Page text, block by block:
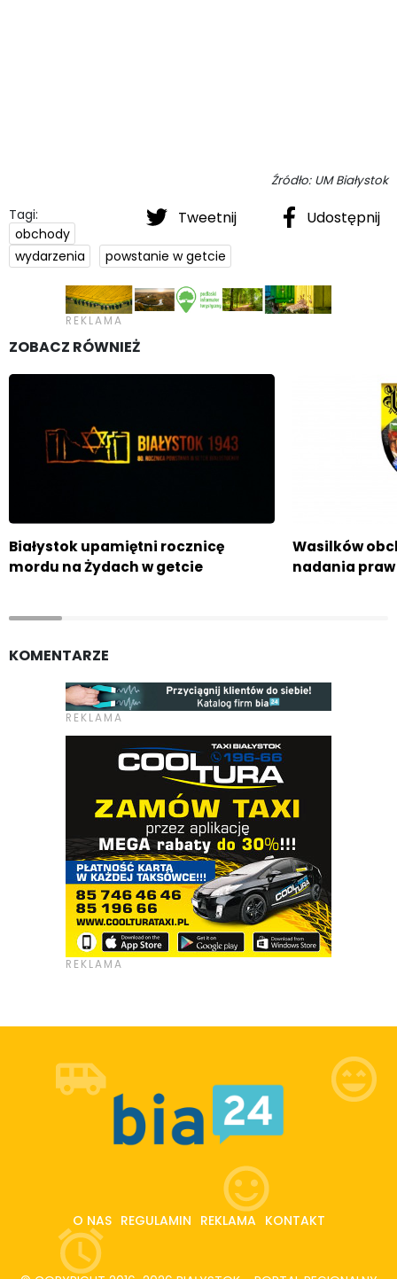
Źródło: UM Białystok
Tweetnij Udostępnij
Tagi:
obchody
wydarzenia
powstanie w getcie
ZOBACZ RÓWNIEŻ
Białystok upamiętni rocznicę
mordu na Żydach w getcie
Wasilków
nadania
KOMENTARZE
O NAS REGULAMIN REKLAMA KONTAKT